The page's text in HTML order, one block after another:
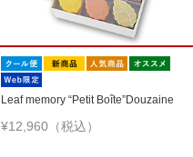
Leaf memory “Petit Boîte”Douzaine
¥12,960（税込）